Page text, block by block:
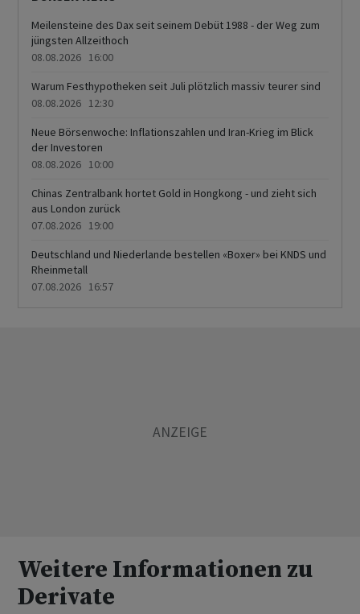
Meilensteine des Dax seit seinem Debüt 1988 - der Weg zum
jüngsten Allzeithoch
08.08.2026 16:00
Warum Festhypotheken seit Juli plötzlich massiv teurer sind
08.08.2026 12:30
Neue Börsenwoche: Inflationszahlen und Iran-Krieg im Blick
der Investoren
08.08.2026 10:00
Chinas Zentralbank hortet Gold in Hongkong - und zieht sich
aus London zurück
07.08.2026 19:00
Deutschland und Niederlande bestellen «Boxer» bei KNDS und
Rheinmetall
07.08.2026 16:57
Weitere Informationen zu
Derivate